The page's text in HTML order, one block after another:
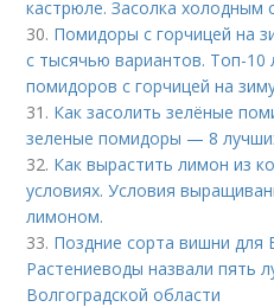
кастрюле. Засолка холодным
30. Помидоры с горчицей на
с тысячью вариантов. Топ-10
помидоров с горчицей на
31. Как засолить зелёные
зеленые помидоры — 8
32. Как вырастить лимон из
условиях. Условия
лимоном.
33. Поздние сорта вишни для
Растениеводы назвали пять
Волгоградской области